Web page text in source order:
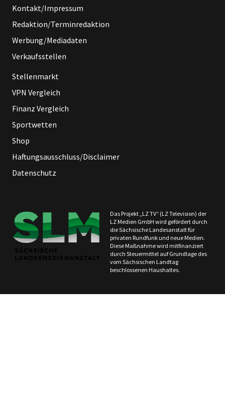
Kontakt/Impressum
Redaktion/Terminredaktion
Werbung/Mediadaten
Verkaufsstellen
Stellenmarkt
VPN Vergleich
Finanz Vergleich
Sportwetten
Shop
Haftungsausschluss/Disclaimer
Datenschutz
Das Projekt „LZ TV“ (LZ Television) der
LZ Medien GmbH wird gefördert durch
die Sächsische Landesanstalt für
privaten Rundfunk und neue Medien.
Diese Maßnahme wird mitfinanziert
durch Steuermittel auf Grundlage des
vom Sächsischen Landtag
beschlossenen Haushaltes.